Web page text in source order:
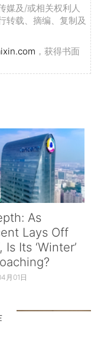
媒及/或相关权利人
转载、摘编、复制及
，获得书面
As
Lays Off
Is Its ‘Winter’
月01日